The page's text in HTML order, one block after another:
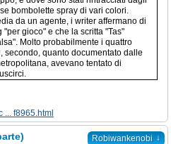
bombolette spray di vari colori.
da un agente, i writer affermano di
gioco" e che la scritta "Tas"
Molto probabilmente i quattro
secondo, quanto documentato dalle
avevano tentato di
... f8965.html
Robiwankenobi ↓